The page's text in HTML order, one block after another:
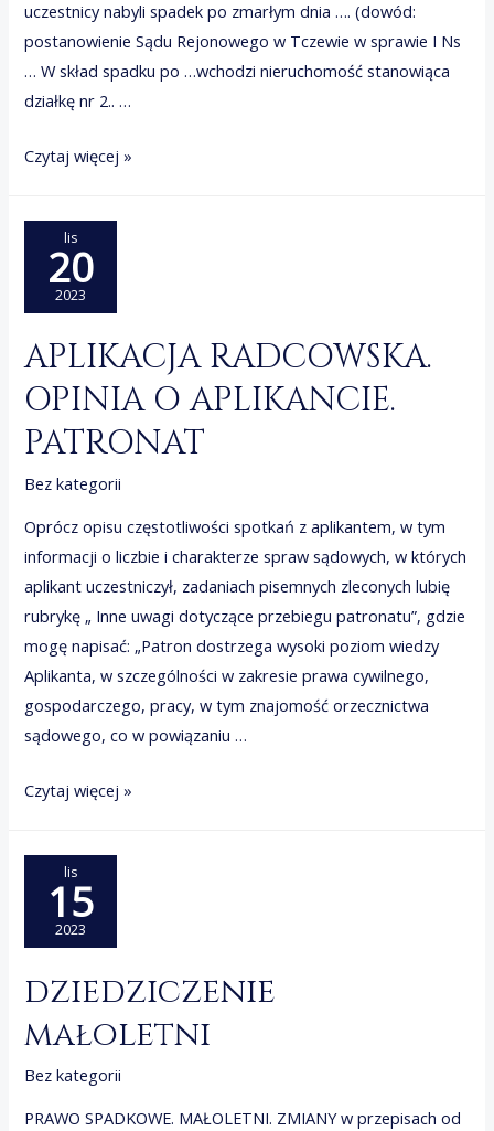
uczestnicy nabyli spadek po zmarłym dnia …. (dowód:
postanowienie Sądu Rejonowego w Tczewie w sprawie I Ns
… W skład spadku po …wchodzi nieruchomość stanowiąca
działkę nr 2.. …
dział
fizyczny
(jeden
podziału)
…………………………….
treści
wniosku
Czytaj więcej »
lis
20
2023
APLIKACJA RADCOWSKA.
OPINIA O APLIKANCIE.
PATRONAT
Bez kategorii
Oprócz opisu częstotliwości spotkań z aplikantem, w tym
informacji o liczbie i charakterze spraw sądowych, w których
aplikant uczestniczył, zadaniach pisemnych zleconych lubię
rubrykę „ Inne uwagi dotyczące przebiegu patronatu”, gdzie
mogę napisać: „Patron dostrzega wysoki poziom wiedzy
Aplikanta, w szczególności w zakresie prawa cywilnego,
gospodarczego, pracy, w tym znajomość orzecznictwa
sądowego, co w powiązaniu …
APLIKACJA
APLIKANCIE.
PATRONAT
Czytaj więcej »
lis
15
2023
dziedziczenie
małoletni
Bez kategorii
PRAWO SPADKOWE. MAŁOLETNI. ZMIANY w przepisach od